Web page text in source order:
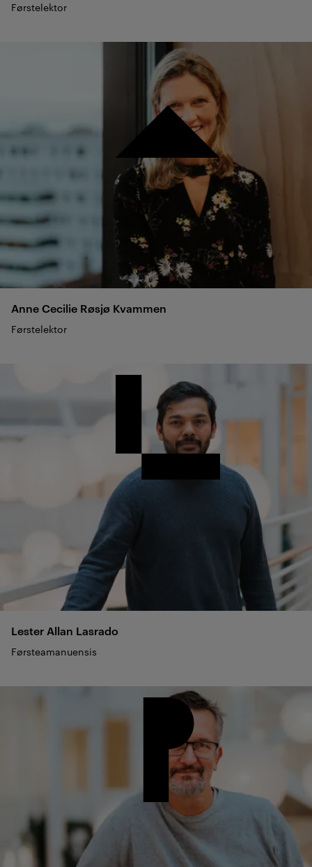
Førstelektor
Anne Cecilie Røsjø Kvammen
Førstelektor
Lester Allan Lasrado
Førsteamanuensis